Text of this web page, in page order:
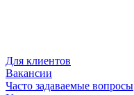
Для клиентов
Вакансии
Часто задаваемые вопросы